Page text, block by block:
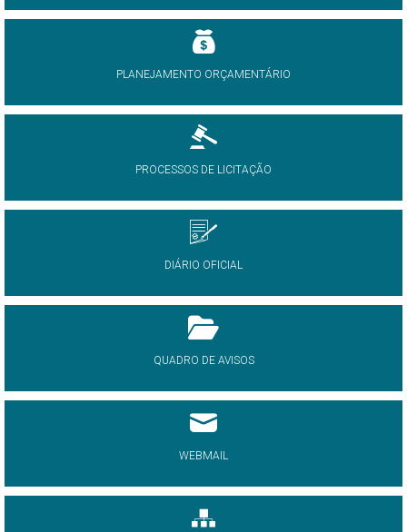
PLANEJAMENTO ORÇAMENTÁRIO
PROCESSOS DE LICITAÇÃO
DIÁRIO OFICIAL
QUADRO DE AVISOS
WEBMAIL